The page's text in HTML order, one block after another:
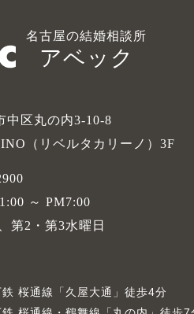
名古屋の結婚相談所
アベック
中区丸の内3-10-8
（リベルタカリーノ）3F
～ PM7:00
第2・第3水曜日
桜通線「久屋大通」徒歩4分